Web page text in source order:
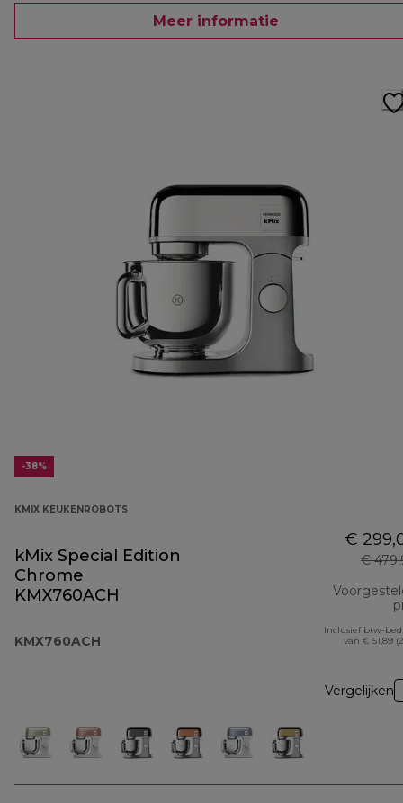
Meer informatie
-38%
KMIX KEUKENROBOTS
kMix Special Edition
Chrome
KMX760ACH
KMX760ACH
€
€
Inclusief btw-
van € 51,89
Vergelijken